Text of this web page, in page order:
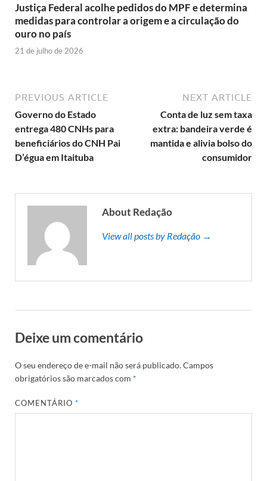
Justiça Federal acolhe pedidos do MPF e determina
medidas para controlar a origem e a circulação do
ouro no país
21 de julho de 2026
PREVIOUS ARTICLE
Governo do Estado
entrega 480 CNHs para
beneficiários do CNH Pai
D’égua em Itaituba
NEXT ARTICLE
Conta de luz sem taxa
extra: bandeira verde é
mantida e alivia bolso do
consumidor
About Redação
View all posts by Redação →
Deixe um comentário
O seu endereço de e-mail não será publicado.Campos
obrigatórios são marcados com *
COMENTÁRIO*